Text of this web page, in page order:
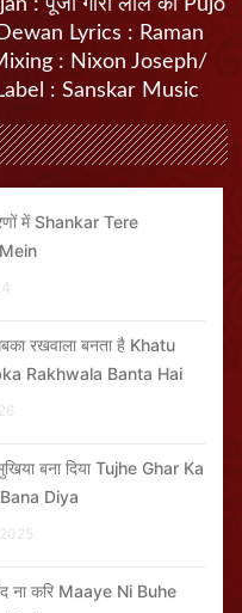
: पूजो गौरी लाल को Pujo
Lyrics : Raman
: Nixon Joseph/
: Sanskar Music
में Shankar Tere
रखवाला बनता है Khatu
Rakhwala Banta Hai
बना दिया Tujhe Ghar Ka
Diya
ना करि Maaye Ni Buhe